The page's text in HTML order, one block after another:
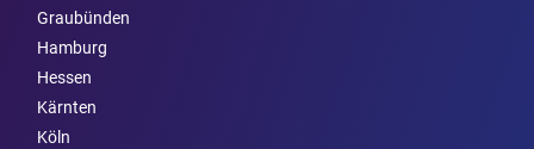
Graubünden
Hamburg
Hessen
Kärnten
Köln